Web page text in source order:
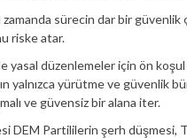
zamanda sürecin dar bir
riske atar.
yasal düzenlemeler için ön koşul
yalnızca yürütme ve güvenlik
ve güvensiz bir alana iter.
DEM Partililerin şerh düşmesi,